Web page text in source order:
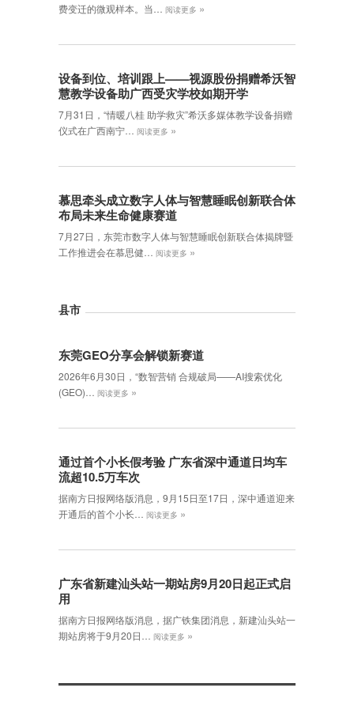
费变迁的微观样本。当…
阅读更多 »
设备到位、培训跟上——视源股份捐赠希沃智
慧教学设备助广西受灾学校如期开学
7月31日，“情暖八桂 助学救灾”希沃多媒体教学设备捐赠
仪式在广西南宁…
阅读更多 »
慕思牵头成立数字人体与智慧睡眠创新联合体
布局未来生命健康赛道
7月27日，东莞市数字人体与智慧睡眠创新联合体揭牌暨
工作推进会在慕思健…
阅读更多 »
县市
东莞GEO分享会解锁新赛道
2026年6月30日，‌“数智营销 合规破局——AI搜索优化
(GEO)…
阅读更多 »
通过首个小长假考验 广东省深中通道日均车
流超10.5万车次
据南方日报网络版消息，9月15日至17日，深中通道迎来
开通后的首个小长…
阅读更多 »
广东省新建汕头站一期站房9月20日起正式启
用
据南方日报网络版消息，据广铁集团消息，新建汕头站一
期站房将于9月20日…
阅读更多 »